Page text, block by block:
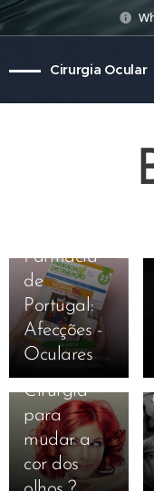
Cirurgia Ocular
Farmacia
de
Portugal:
Afecções -
Oculares
Cirurgia
para
mudar a
cor dos